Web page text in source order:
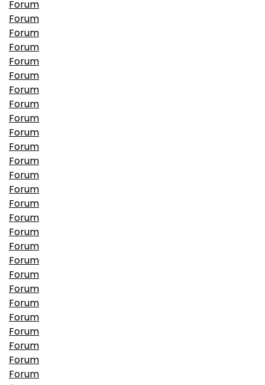
Forum
Forum
Forum
Forum
Forum
Forum
Forum
Forum
Forum
Forum
Forum
Forum
Forum
Forum
Forum
Forum
Forum
Forum
Forum
Forum
Forum
Forum
Forum
Forum
Forum
Forum
Forum